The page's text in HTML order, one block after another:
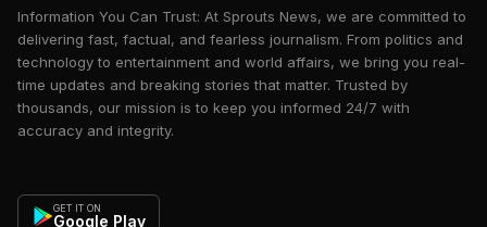
Information You Can Trust: At Sprouts News, we are committed to
delivering fast, factual, and fearless journalism. From politics and
technology to entertainment and world affairs, we bring you real-
time updates and breaking stories that matter. Trusted by
thousands, our mission is to keep you informed 24/7 with
accuracy and integrity.
GET IT ON
Google Play